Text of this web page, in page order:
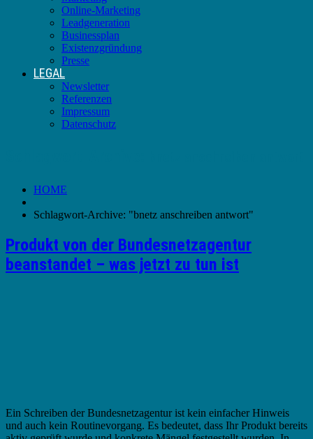
Online-Marketing
Leadgeneration
Businessplan
Existenzgründung
Presse
LEGAL
Newsletter
Referenzen
Impressum
Datenschutz
HOME
Schlagwort-Archive: "bnetz anschreiben antwort"
Produkt von der Bundesnetzagentur
beanstandet – was jetzt zu tun ist
Ein Schreiben der Bundesnetzagentur ist kein einfacher Hinweis
und auch kein Routinevorgang. Es bedeutet, dass Ihr Produkt bereits